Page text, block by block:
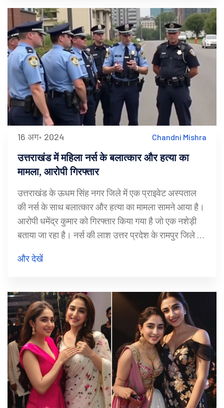
16 अग॰ 2024 Chandni Mishra
उत्तराखंड में महिला नर्स के बलात्कार और हत्या का
मामला, आरोपी गिरफ्तार
उत्तराखंड के ऊधम सिंह नगर जिले में एक प्राइवेट अस्पताल
की नर्स के साथ बलात्कार और हत्या का मामला सामने आया है।
आरोपी धमेंद्र कुमार को गिरफ्तार किया गया है जो एक नशेड़ी
बताया जा रहा है। नर्स की लाश उत्तर प्रदेश के रामपुर जिले में
रही हिंसा पर सवाल खड़े कर दिए हैं।
और देखें